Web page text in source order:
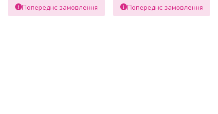
Попереднє замовлення
Попереднє замовлення